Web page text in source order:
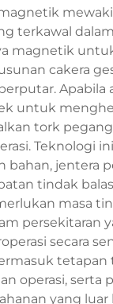
terkawal
magnetik
cakera
untuk
tork
Teknologi
bahan, jentera
tindak
masa
persekitaran
secara
tetapan
operasi,
yang